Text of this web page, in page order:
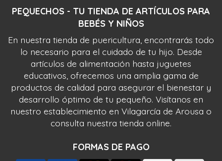
PEQUECHOS - TU TIENDA DE ARTÍCULOS PARA
BEBÉS Y NIÑOS
En nuestra tienda de puericultura, encontrarás todo
lo necesario para el cuidado de tu hijo. Desde
artículos de alimentación hasta juguetes
educativos, ofrecemos una amplia gama de
productos de calidad para asegurar el bienestar y
desarrollo óptimo de tu pequeño. Visítanos en
nuestro establecimiento en Vilagarcía de Arousa o
consulta nuestra tienda online.
FORMAS DE PAGO